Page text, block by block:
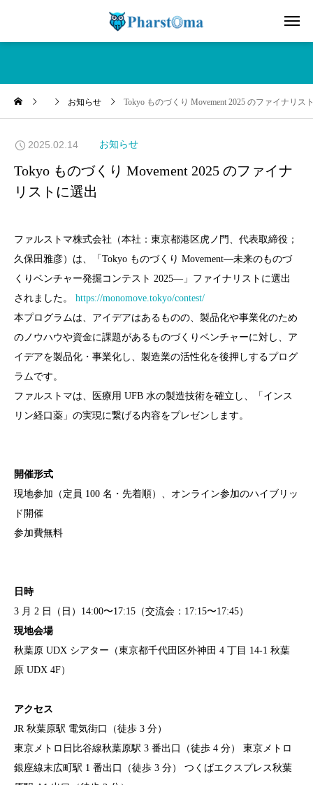
お知らせ Tokyo ものづくり Movement 2025 のファイナリス
2025.02.14 お知らせ
Tokyo ものづくり Movement 2025 のファイナ
リストに選出
ファルストマ株式会社（本社：東京都港区虎ノ門、代表取締役；
久保田雅彦）は、「Tokyo ものづくり Movement―未来のものづ
くりベンチャー発掘コンテスト 2025―」ファイナリストに選出
されました。 https://monomove.tokyo/contest/
本プログラムは、アイデアはあるものの、製品化や事業化のため
のノウハウや資金に課題があるものづくりベンチャーに対し、ア
イデアを製品化・事業化し、製造業の活性化を後押しするプログ
ラムです。
ファルストマは、医療用 UFB 水の製造技術を確立し、「インス
リン経口薬」の実現に繋げる内容をプレゼンします。
開催形式
現地参加（定員 100 名・先着順）、オンライン参加のハイブリッ
ド開催
参加費無料
日時
3 月 2 日（日）14:00〜17:15（交流会：17:15〜17:45）
現地会場
秋葉原 UDX シアター（東京都千代田区外神田 4 丁目 14-1 秋葉
原 UDX 4F）
アクセス
JR 秋葉原駅 電気街口（徒歩 3 分）
東京メトロ日比谷線秋葉原駅 3 番出口（徒歩 4 分） 東京メトロ
銀座線末広町駅 1 番出口（徒歩 3 分） つくばエクスプレス秋葉